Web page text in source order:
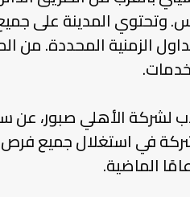
3 دقائق عن طريق السويس.
الزمنية المحددة.
الأهلي صبور، عن
في استغلال جميع